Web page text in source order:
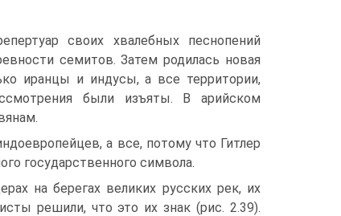
своих хвалебных песнопений
семитов. Затем родилась новая
иранцы и индусы, а все территории,
были изъяты. В арийском
а все, потому что Гитлер
государственного символа.
на берегах великих русских рек, их
решили, что это их знак (рис. 2.39).